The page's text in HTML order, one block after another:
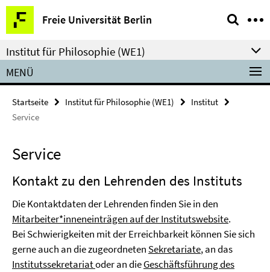
Springe
direkt
zu
Inhalt
Freie Universität Berlin
Service-
Navigation
Institut für Philosophie (WE1)
MENÜ
Startseite Institut für Philosophie (WE1)
Institut
Service
Service
Kontakt zu den Lehrenden des Instituts
Die Kontaktdaten der Lehrenden finden Sie in den
Mitarbeiter*inneneinträgen auf der Institutswebsite.
Bei Schwierigkeiten mit der Erreichbarkeit können Sie sich
gerne auch an die zugeordneten Sekretariate, an das
Institutssekretariatoder an dieGeschäftsführung des